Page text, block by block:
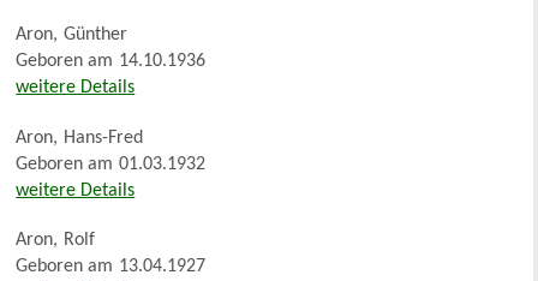
Aron, Günther
Geboren am 14.10.1936
weitere Details
Aron, Hans-Fred
Geboren am 01.03.1932
weitere Details
Aron, Rolf
Geboren am 13.04.1927